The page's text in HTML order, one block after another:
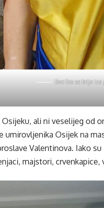
Evo tko se krije
ali ni veselijeg od
umirovljenika Osijek na
Valentinova. Iako su
majstori, crvenkapice,